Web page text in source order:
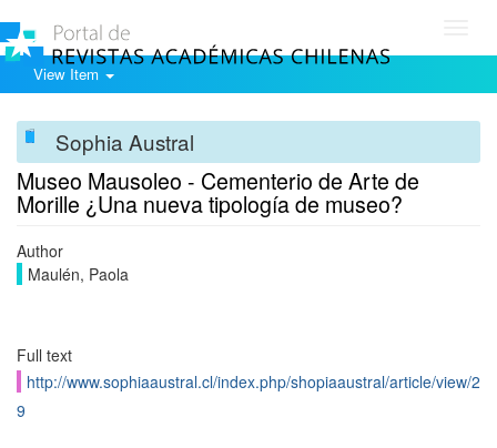
View Item
Sophia Austral
Museo Mausoleo - Cementerio de Arte de
Morille ¿Una nueva tipología de museo?
Author
Maulén, Paola
Full text
http://www.sophiaaustral.cl/index.php/shopiaaustral/article/view/2
9